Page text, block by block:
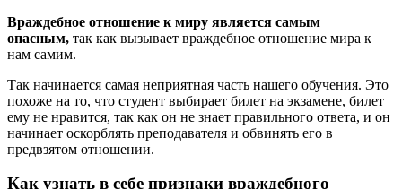
Враждебное отношение к миру является самым
опасным, так как вызывает враждебное отношение мира к
нам самим.
Так начинается самая неприятная часть нашего обучения. Это
похоже на то, что студент выбирает билет на экзамене, билет
ему не нравится, так как он не знает правильного ответа, и он
начинает оскорблять преподавателя и обвинять его в
предвзятом отношении.
Как узнать в себе признаки враждебного